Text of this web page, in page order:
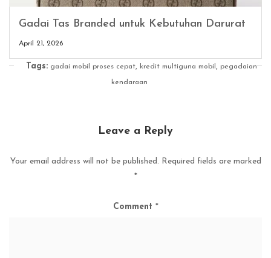
Gadai Tas Branded untuk Kebutuhan Darurat
April 21, 2026
Tags: gadai mobil proses cepat, kredit multiguna mobil , pegadaian
kendaraan
Leave a Reply
Your email address will not be published. Required fields are marked
*
Comment *